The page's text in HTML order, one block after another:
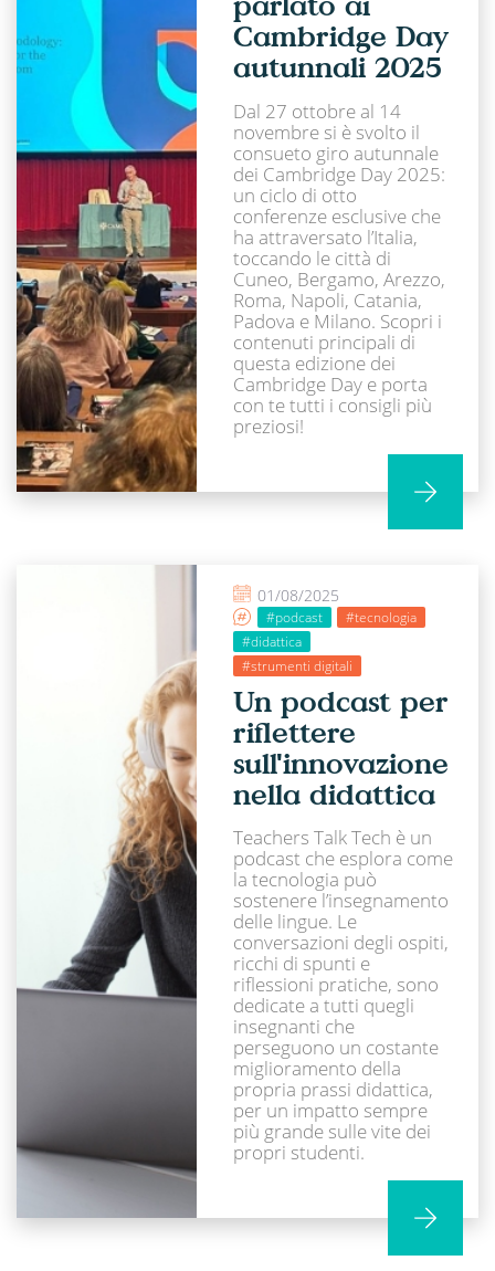
Cambridge Day
autunnali 2025
Dal 27 ottobre al 14
novembre si è svolto il
consueto giro autunnale
dei Cambridge Day 2025:
un ciclo di otto
conferenze esclusive che
ha attraversato l’Italia,
toccando le città di
Cuneo, Bergamo, Arezzo,
Roma, Napoli, Catania,
Padova e Milano. Scopri i
contenuti principali di
questa edizione dei
Cambridge Day e porta
con te tutti i consigli più
preziosi!
01/08/2025
#podcast
#tecnologia
#didattica
#strumenti digitali
Un podcast per
riflettere
sull'innovazione
nella didattica
Teachers Talk Tech è un
podcast che esplora come
la tecnologia può
sostenere l’insegnamento
delle lingue. Le
conversazioni degli ospiti,
ricchi di spunti e
riflessioni pratiche, sono
dedicate a tutti quegli
insegnanti che
perseguono un costante
miglioramento della
propria prassi didattica,
per un impatto sempre
più grande sulle vite dei
propri studenti.